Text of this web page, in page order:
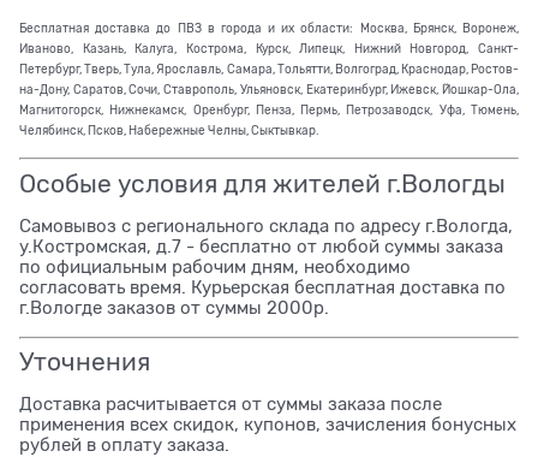
Бесплатная доставка до ПВЗ в города и их области: Москва, Брянск, Воронеж,
Иваново, Казань, Калуга, Кострома, Курск, Липецк, Нижний Новгород, Санкт-
Петербург, Тверь, Тула, Ярославль, Самара, Тольятти, Волгоград, Краснодар, Ростов-
на-Дону, Саратов, Сочи, Ставрополь, Ульяновск, Екатеринбург, Ижевск, Йошкар-Ола,
Магнитогорск, Нижнекамск, Оренбург, Пенза, Пермь, Петрозаводск, Уфа, Тюмень,
Челябинск, Псков, Набережные Челны, Сыктывкар.
Особые условия для жителей г.Вологды
Самовывоз с регионального склада по адресу г.Вологда,
у.Костромская, д.7 - бесплатно от любой суммы заказа
по официальным рабочим дням, необходимо
согласовать время. Курьерская бесплатная доставка по
г.Вологде заказов от суммы 2000р.
Уточнения
Доставка расчитывается от суммы заказа после
применения всех скидок, купонов, зачисления бонусных
рублей в оплату заказа.